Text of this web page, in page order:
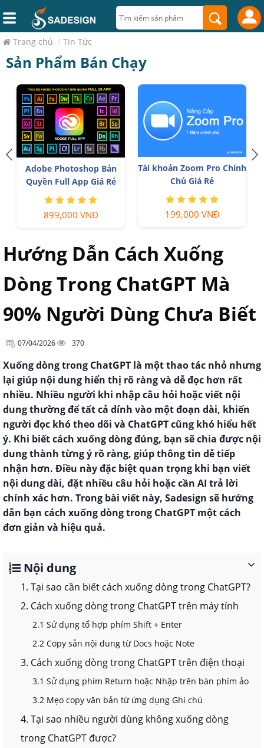
Trang chủ / Tin Tức
Sản Phẩm Bán Chạy
Adobe Photoshop Bản
Quyền Full App Giá Rẻ
899,000 VNĐ
Tài khoản Zoom Pro Chính
Chủ Giá Rẻ
199,000 VNĐ
Hướng Dẫn Cách Xuống
Dòng Trong ChatGPT Mà
90% Người Dùng Chưa Biết
07/04/2026 370
Xuống dòng trong ChatGPT là một thao tác nhỏ nhưng
lại giúp nội dung hiển thị rõ ràng và dễ đọc hơn rất
nhiều. Nhiều người khi nhập câu hỏi hoặc viết nội
dung thường để tất cả dính vào một đoạn dài, khiến
người đọc khó theo dõi và ChatGPT cũng khó hiểu hết
ý. Khi biết cách xuống dòng đúng, bạn sẽ chia được nội
dung thành từng ý rõ ràng, giúp thông tin dễ tiếp
nhận hơn. Điều này đặc biệt quan trọng khi bạn viết
nội dung dài, đặt nhiều câu hỏi hoặc cần AI trả lời
chính xác hơn. Trong bài viết này, Sadesign sẽ hướng
dẫn bạn cách xuống dòng trong ChatGPT một cách
đơn giản và hiệu quả.
Nội dung
1. Tại sao cần biết cách xuống dòng trong ChatGPT?
2. Cách xuống dòng trong ChatGPT trên máy tính
2.1 Sử dụng tổ hợp phím Shift + Enter
2.2 Copy sẵn nội dung từ Docs hoặc Note
3. Cách xuống dòng trong ChatGPT trên điện thoại
3.1 Sử dụng phím Return hoặc Nhập trên bàn phím ảo
3.2 Mẹo copy văn bản từ ứng dụng Ghi chú
4. Tại sao nhiều người dùng không xuống dòng
trong ChatGPT được?